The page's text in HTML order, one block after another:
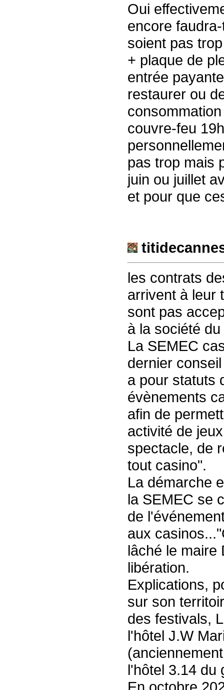
Oui
encore
soient pas
+ plaque de
entrée
restaurer ou
couvre-feu
pas trop mais
juin ou juillet
et pour que
les contrats
arrivent à leur
sont pas
à la société
La SEMEC
dernier
a pour statuts
évènements
afin de
activité de
spectacle, de
tout casino".
La démarche
la SEMEC se
de
aux
lâché le maire
libération.
Explications,
sur son
des festivals,
l'hôtel J.W
l'hôtel 3.14 du